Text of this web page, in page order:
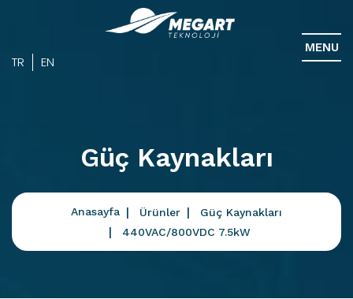
TR EN
MENU
Güç Kaynakları
Anasayfa Ürünler
Güç Kaynakları
440VAC/800VDC 7.5kW